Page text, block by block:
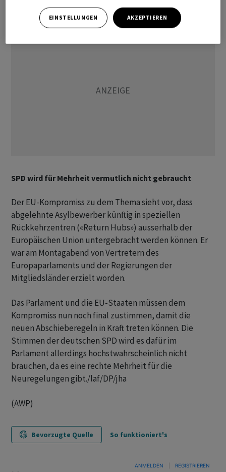
nicht explizit geregelt worden sei.
SPD wird für Mehrheit vermutlich nicht gebraucht
Der EU-Kompromiss zu dem Thema sieht vor, dass
abgelehnte Asylbewerber künftig in speziellen
Rückkehrzentren («Return Hubs») ausserhalb der
Europäischen Union untergebracht werden können. Er
war am Montagabend von Vertretern des
Europaparlaments und der Regierungen der
Mitgliedsländer erzielt worden.
Das Parlament und die EU-Staaten müssen dem
Kompromiss nun noch final zustimmen, damit die
neuen Abschieberegeln in Kraft treten können. Die
Stimmen der deutschen SPD wird es dafür im
Parlament allerdings höchstwahrscheinlich nicht
brauchen, da es eine rechte Mehrheit für die
Neuregelungen gibt./laf/DP/jha
(AWP)
Bevorzugte Quelle So funktioniert's
ANMELDEN REGISTRIEREN
EINSTELLUNGEN AKZEPTIEREN